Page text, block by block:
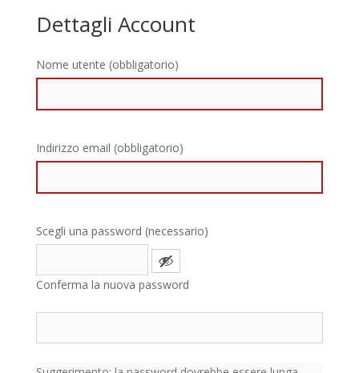
Dettagli Account
Nome utente (obbligatorio)
Indirizzo email (obbligatorio)
Scegli una password (necessario)
Conferma la nuova password